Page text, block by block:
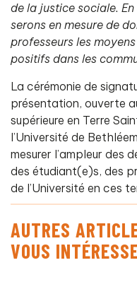
de la justice sociale.
serons en mesure de
professeurs les
positifs dans les
La cérémonie de
présentation, ouverte
supérieure en Terre
l’Université de
mesurer l’ampleur des
des étudiant(e)s, des
de l’Université en ces
AUTRES
VOUS